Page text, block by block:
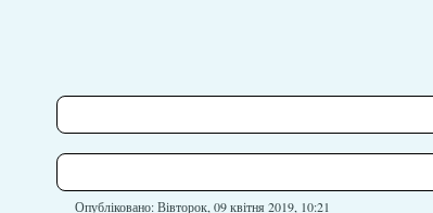
Опубліковано: Вівторок, 09 квітня 2019, 10:21